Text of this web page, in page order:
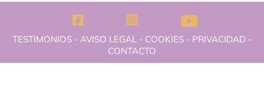
TESTIMONIOS - AVISO LEGAL - COOKIES - PRIVACIDAD -
CONTACTO